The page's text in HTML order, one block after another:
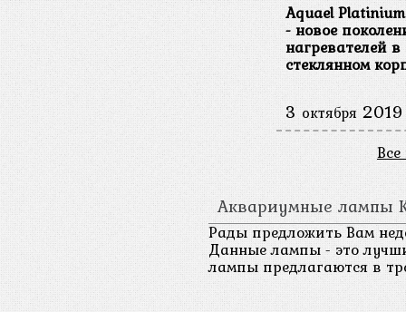
Aquael
- новое
нагревателей в
стеклянном
3октября2019
Аквариумные лампы
Рады предложить Вам
Данные лампы - это
лампы предлагаются в